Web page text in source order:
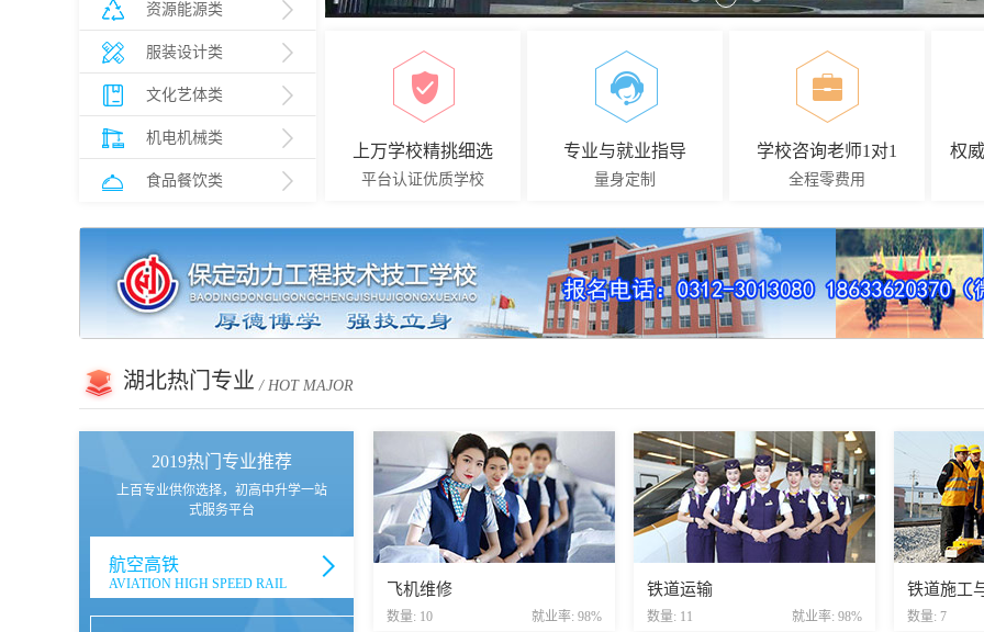
资源能源类
服装设计类
文化艺体类
机电机械类
食品餐饮类
上万学校精挑细选
平台认证优质学校
专业与就业指导
量身定制
学校咨询老师1对1
全程零费用
权
湖北热门专业 / HOT MAJOR
2019热门专业推荐
上百专业供你选择，初高中升学一站
式服务平台
航空高铁
AVIATION HIGH SPEED RAIL 飞机维修
数量: 10 就业率: 98%
铁道运输
数量: 11 就业率: 98%
铁道施工
数量: 7